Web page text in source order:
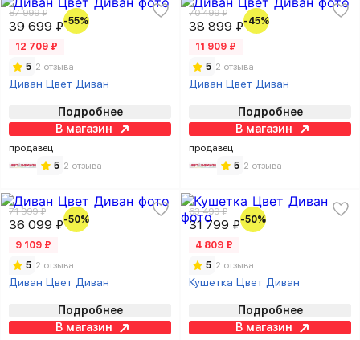
87 999 ₽
39 699 ₽-55%
12 709 ₽
5 2 отзыва
Диван Цвет Диван
Подробнее
В магазин
продавец
5 2 отзыва
70 499 ₽
38 899 ₽-45%
11 909 ₽
5 2 отзыва
Диван Цвет Диван
Подробнее
В магазин
продавец
5 2 отзыва
71 999 ₽
36 099 ₽-50%
9 109 ₽
5 2 отзыва
Диван Цвет Диван
Подробнее
В магазин
63 499 ₽
31 799 ₽-50%
4 809 ₽
5 2 отзыва
Кушетка Цвет Диван
Подробнее
В магазин